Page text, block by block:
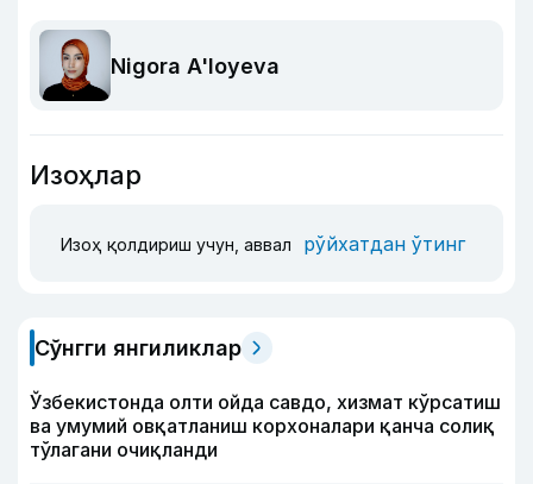
Nigora A'loyeva
Изоҳлар
Изоҳ қолдириш учун, аввал рўйхатдан ўтинг
Сўнгги янгиликлар
Ўзбекистонда олти ойда савдо, хизмат кўрсатиш
ва умумий овқатланиш корхоналари қанча солиқ
тўлагани очиқланди